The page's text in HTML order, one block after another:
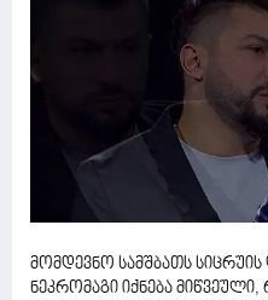
მომდევნო სამშბათს
ნეკრომაგი იქნება